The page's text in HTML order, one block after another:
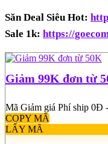
Săn Deal Siêu Hot:
Sale 1k: https://
Giảm 99K đơn từ
Mã Giảm giá Phí ship 0Đ
COPY MÃ
LẤY MÃ